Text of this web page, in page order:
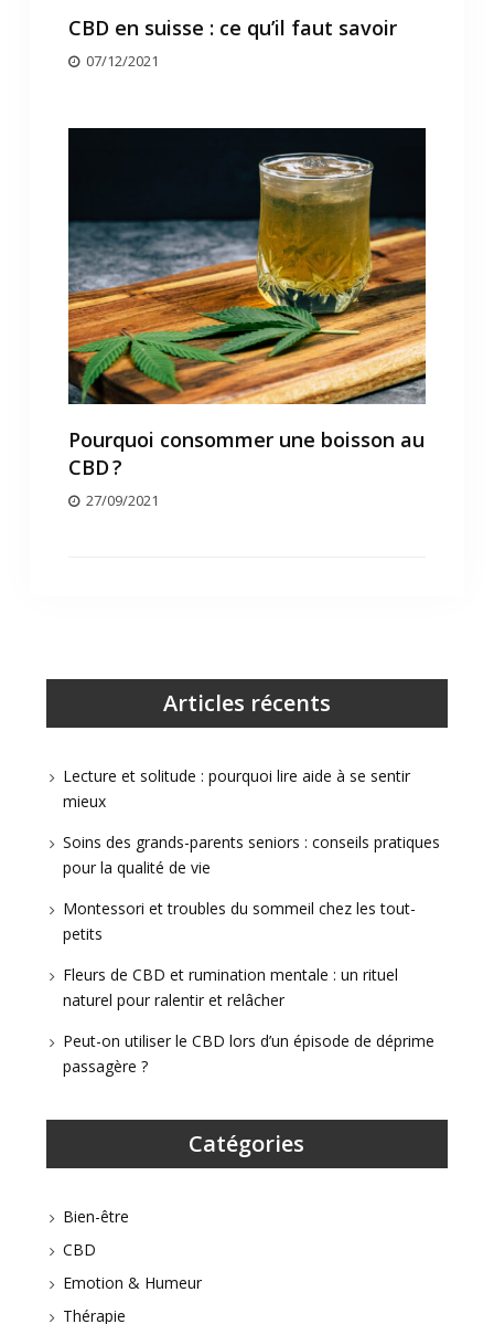
CBD en suisse : ce qu’il faut savoir
07/12/2021
Pourquoi consommer une boisson au
CBD ?
27/09/2021
Articles récents
Lecture et solitude : pourquoi lire aide à se sentir
mieux
Soins des grands-parents seniors : conseils pratiques
pour la qualité de vie
Montessori et troubles du sommeil chez les tout-
petits
Fleurs de CBD et rumination mentale : un rituel
naturel pour ralentir et relâcher
Peut-on utiliser le CBD lors d’un épisode de déprime
passagère ?
Catégories
Bien-être
CBD
Emotion & Humeur
Thérapie